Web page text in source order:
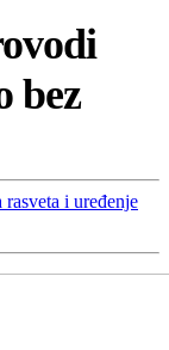
bez
rasveta i uređenje